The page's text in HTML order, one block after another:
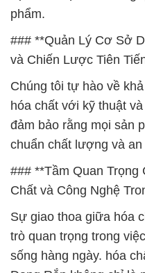
phẩm.
### **Quản Lý Cơ Sở
và Chiến Lược Tiên
Chúng tôi tự hào về
hóa chất với kỹ thuật
đảm bảo rằng mọi sản
chuẩn chất lượng và an
### **Tầm Quan
Chất và Công Nghệ
Sự giao thoa giữa hóa
trò quan trọng trong
sống hàng ngày. hóa